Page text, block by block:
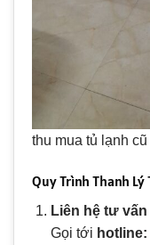
thu mua tủ lạnh cũ
Quy Trình Thanh
Liên hệ tư vấn
Gọi tới hotline: